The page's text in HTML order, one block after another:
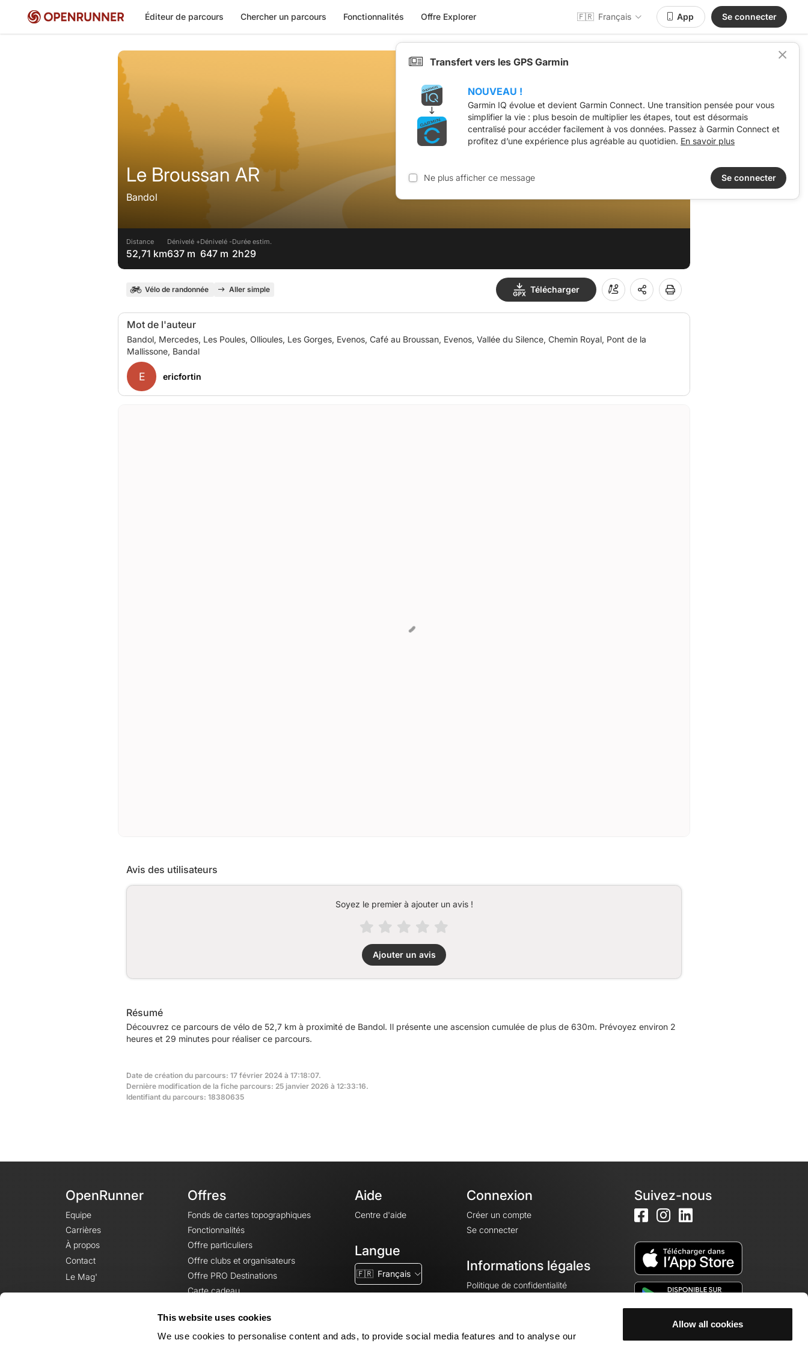
This website uses cookies
We use cookies to personalise content and ads, to provide social media features and to analyse our
Allow all cookies
Éditeur de parcours Chercher un parcours Fonctionnalités Offre Explorer 🇫🇷 Français App Se connecter
Le Broussan AR
Bandol
Distance
52,71 km
Dénivelé +
637 m
Dénivelé -
647 m
Durée estim.
2h29
Vélo de randonnée Aller simple Télécharger
Mot de l'auteur
Bandol, Mercedes, Les Poules, Ollioules, Les Gorges, Evenos, Café au Broussan, Evenos, Vallée du Silence, Chemin Royal, Pont de la
E ericfortin
Avis des utilisateurs
Soyez le premier à ajouter un avis !
Ajouter un avis
Résumé
Découvrez ce parcours de vélo de 52,7 km à proximité de Bandol. Il présente une ascension cumulée de plus de 630m. Prévoyez environ 2
heures et 29 minutes pour réaliser ce parcours.
Date de création du parcours: 17 février 2024 à 17:18:07.
Dernière modification de la fiche parcours: 25 janvier 2026 à 12:33:16.
Identifiant du parcours: 18380635
OpenRunner
Equipe
Carrières
À propos
Contact
Le Mag'
Offres
Fonds de cartes topographiques
Fonctionnalités
Offre particuliers
Offre clubs et organisateurs
Offre PRO Destinations
Carte cadeau
Aide
Centre d'aide
Langue
🇫🇷 Français
Connexion
Créer un compte
Se connecter
Informations légales
Politique de confidentialité
Mentions légales
Suivez-nous
Transfert vers les GPS Garmin
NOUVEAU !
Garmin IQ évolue et devient Garmin Connect. Une transition pensée pour vous
simplifier la vie : plus besoin de multiplier les étapes, tout est désormais
centralisé pour accéder facilement à vos données. Passez à Garmin Connect et
profitez d’une expérience plus agréable au quotidien. En savoir plus
Ne plus afficher ce message Se connecter